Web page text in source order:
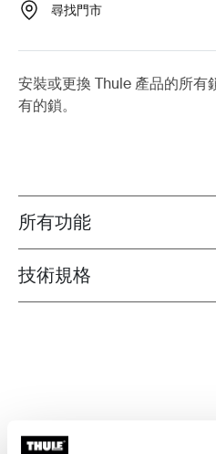
尋找門市
安裝或更換 Thule 產品的所有
有的鎖。
Toggle features
所有功能
Toggle techspec
技術規格